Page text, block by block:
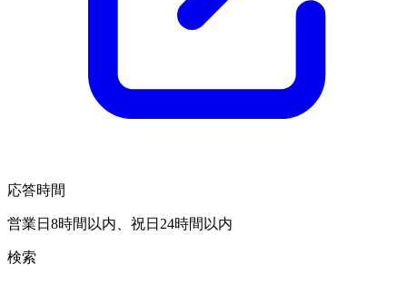
応答時間
営業日8時間以内、祝日24時間以内
検索